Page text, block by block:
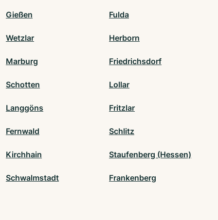
Gießen Fulda
Wetzlar Herborn
Marburg Friedrichsdorf
Schotten Lollar
Langgöns Fritzlar
Fernwald Schlitz
Kirchhain Staufenberg (Hessen)
Schwalmstadt Frankenberg